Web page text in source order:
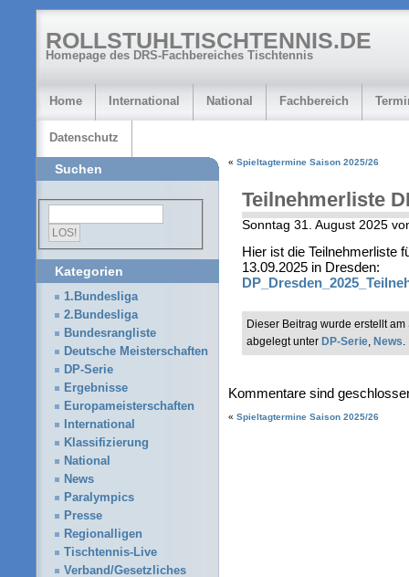
ROLLSTUHLTISCHTENNIS.DE
Homepage des DRS-Fachbereiches Tischtennis
Home International National Fachbereich
Datenschutz
« Spieltagtermine Saison 2025/26
Teilnehmerliste
Sonntag 31. August 2025
Hier ist die Teilnehmerliste
13.09.2025 in Dresden:
Dieser Beitrag wurde erstellt
abgelegt unter DP-Serie News
Kommentare sind
« Spieltagtermine Saison 2025/26
Suchen
Kategorien
1.Bundesliga
2.Bundesliga
Bundesrangliste
Deutsche Meisterschaften
DP-Serie
Ergebnisse
Europameisterschaften
International
Klassifizierung
National
News
Paralympics
Presse
Regionalligen
Tischtennis-Live
Verband/Gesetzliches